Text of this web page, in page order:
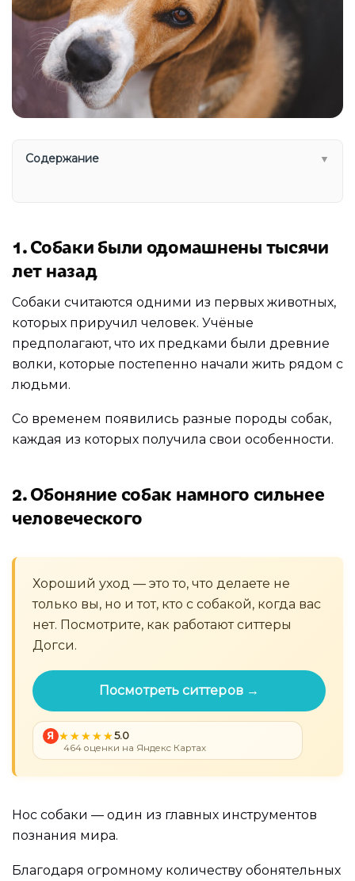
Содержание ▼
1. Собаки были одомашнены тысячи
лет назад
Собаки считаются одними из первых животных,
которых приручил человек. Учёные
предполагают, что их предками были древние
волки, которые постепенно начали жить рядом с
людьми.
Со временем появились разные породы собак,
каждая из которых получила свои особенности.
2. Обоняние собак намного сильнее
человеческого
Хороший уход — это то, что делаете не
только вы, но и тот, кто с собакой, когда вас
нет. Посмотрите, как работают ситтеры
Догси.
Посмотреть ситтеров →
Я 5.0
464 оценки на Яндекс Картах
Нос собаки — один из главных инструментов
познания мира.
Благодаря огромному количеству обонятельных